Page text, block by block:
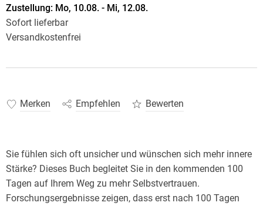
Zustellung: Mo, 10.08. - Mi, 12.08.
Sofort lieferbar
Versandkostenfrei
Merken Empfehlen Bewerten
Sie fühlen sich oft unsicher und wünschen sich mehr innere
Stärke? Dieses Buch begleitet Sie in den kommenden 100
Tagen auf Ihrem Weg zu mehr Selbstvertrauen.
Forschungsergebnisse zeigen, dass erst nach 100 Tagen